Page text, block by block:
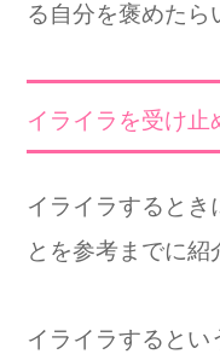
る自分を褒めたら
イライラを受け止
イライラするとき
とを参考までに紹
イライラするとい